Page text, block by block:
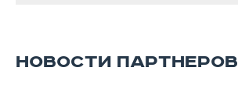
НОВОСТИ ПАРТНЕРОВ